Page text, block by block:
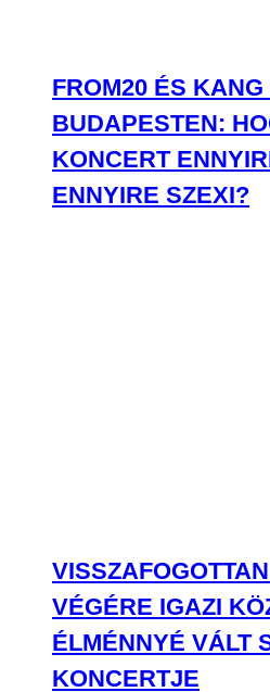
FROM20 ÉS
BUDAPESTEN:
KONCERT
ENNYIRE SZEXI?
VÉGÉRE IGAZI
ÉLMÉNNYÉ VÁLT
KONCERTJE